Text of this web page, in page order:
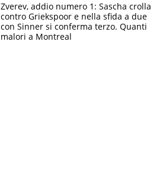
Zverev, addio numero 1: Sascha crolla
contro Griekspoor e nella sfida a due
con Sinner si conferma terzo. Quanti
malori a Montreal